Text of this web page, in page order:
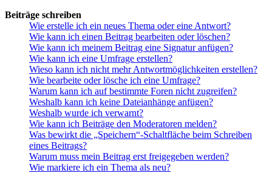
Beiträge schreiben
Wie erstelle ich ein neues Thema oder eine Antwort?
Wie kann ich einen Beitrag bearbeiten oder löschen?
Wie kann ich meinem Beitrag eine Signatur anfügen?
Wie kann ich eine Umfrage erstellen?
Wieso kann ich nicht mehr Antwortmöglichkeiten erstellen?
Wie bearbeite oder lösche ich eine Umfrage?
Warum kann ich auf bestimmte Foren nicht zugreifen?
Weshalb kann ich keine Dateianhänge anfügen?
Weshalb wurde ich verwarnt?
Wie kann ich Beiträge den Moderatoren melden?
Was bewirkt die „Speichern“-Schaltfläche beim Schreiben
eines Beitrags?
Warum muss mein Beitrag erst freigegeben werden?
Wie markiere ich ein Thema als neu?